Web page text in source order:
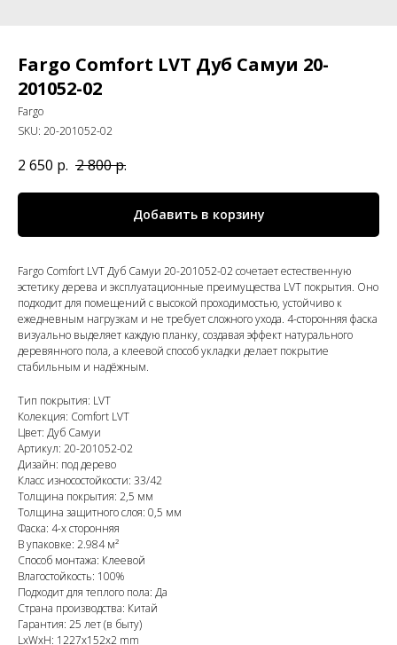
Fargo Comfort LVT Дуб Самуи 20-
201052-02
Fargo
SKU: 20-201052-02
2 650 р. 2 800р.
Добавить в корзину
Fargo Comfort LVT Дуб Самуи 20-201052-02 сочетает естественную
эстетику дерева и эксплуатационные преимущества LVT покрытия. Оно
подходит для помещений с высокой проходимостью, устойчиво к
ежедневным нагрузкам и не требует сложного ухода. 4-сторонняя фаска
визуально выделяет каждую планку, создавая эффект натурального
деревянного пола, а клеевой способ укладки делает покрытие
стабильным и надёжным.
Тип покрытия: LVT
Колекция: Comfort LVT
Цвет: Дуб Самуи
Артикул: 20-201052-02
Дизайн: под дерево
Класс износостойкости: 33/42
Толщина покрытия: 2,5 мм
Толщина защитного слоя: 0,5 мм
Фаска: 4-х сторонняя
В упаковке: 2.984 м²
Способ монтажа: Клеевой
Влагостойкость: 100%
Подходит для теплого пола: Да
Страна производства: Китай
Гарантия: 25 лет (в быту)
LxWxH: 1227x152x2 mm